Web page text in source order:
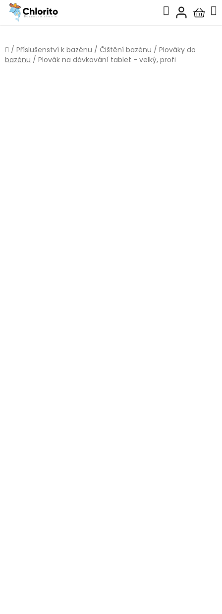
Přejít
obsah
Hledat
košík
Domů
/ Příslušenství k bazénu / Čištění bazénu / Plováky do
bazénu / Plovák na dávkování tablet - velký, profi